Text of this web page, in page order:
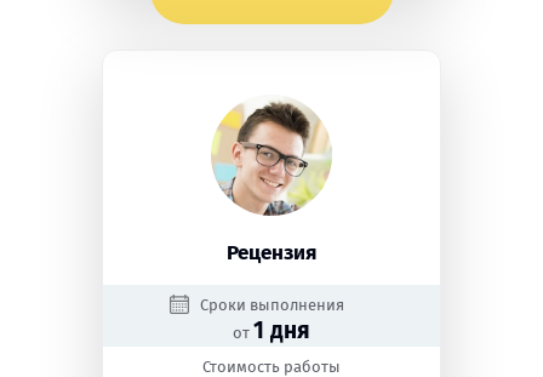
Рецензия
Сроки выполнения
от 1 дня
Стоимость работы